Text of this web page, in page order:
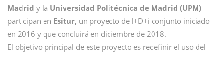
Madrid y la Universidad Politécnica de Madrid (UPM)
participan en Esitur, un proyecto de I+D+i conjunto iniciado
en 2016 y que concluirá en diciembre de 2018.
El objetivo principal de este proyecto es redefinir el uso del